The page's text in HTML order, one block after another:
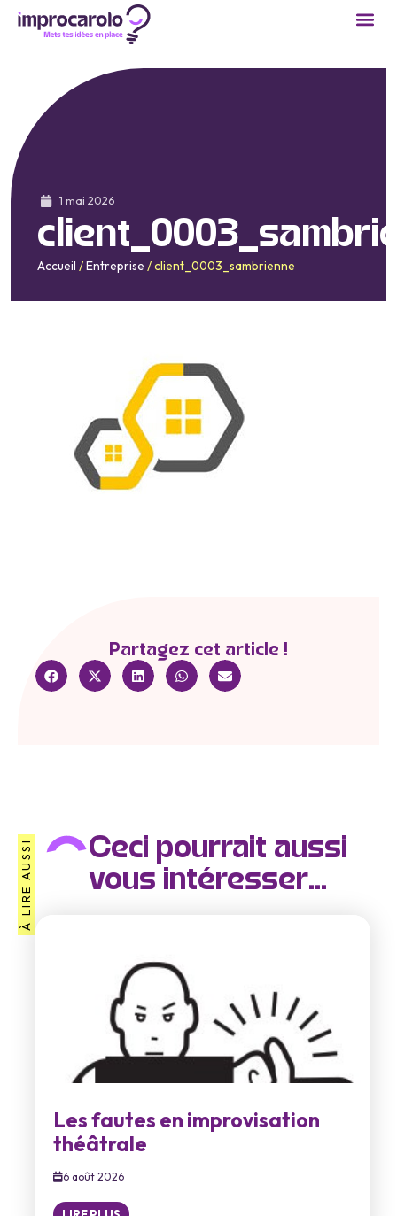
1 mai 2026
Accueil /Entreprise /client_0003_sambrienne
Partagez cet article !
À LIRE AUSSI
Ceci pourrait aussi
vous intéresser...
Les fautes en improvisation
théâtrale
6 août 2026